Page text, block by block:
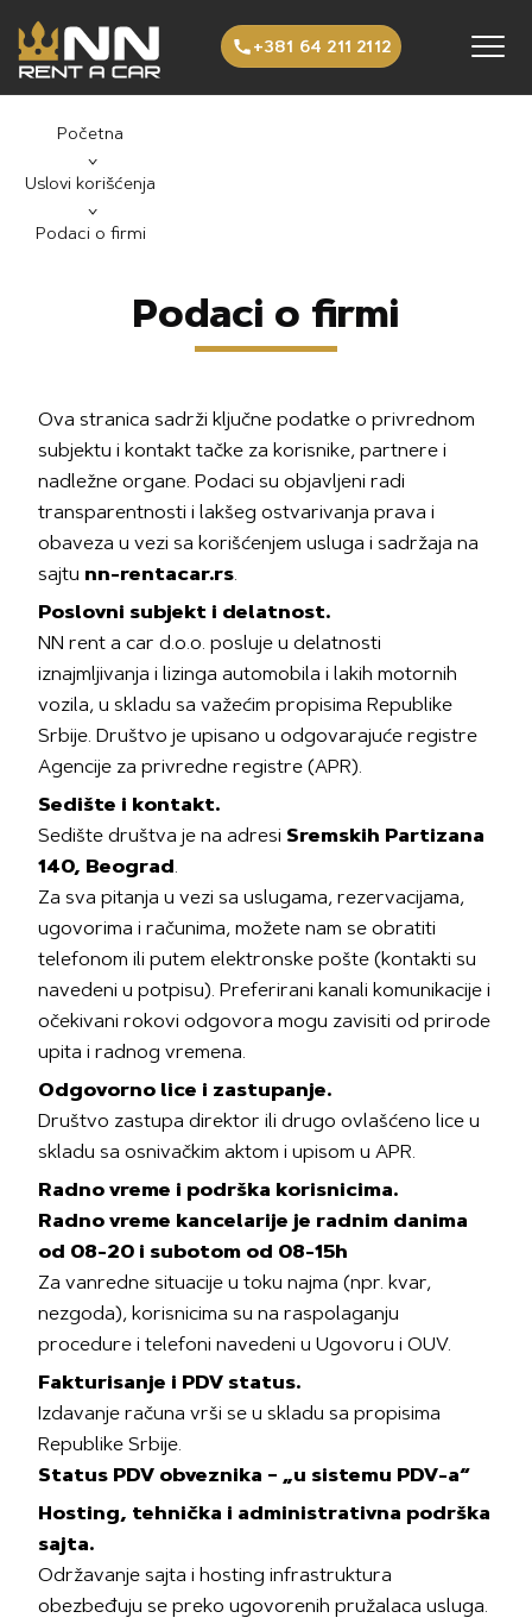
+381 64 211 2112
Početna
›
Uslovi korišćenja
›
Podaci o firmi
Podaci o firmi
Ova stranica sadrži ključne podatke o privrednom
subjektu i kontakt tačke za korisnike, partnere i
nadležne organe. Podaci su objavljeni radi
transparentnosti i lakšeg ostvarivanja prava i
obaveza u vezi sa korišćenjem usluga i sadržaja na
sajtu nn-rentacar.rs.
Poslovni subjekt i delatnost.
NN rent a car d.o.o. posluje u delatnosti
iznajmljivanja i lizinga automobila i lakih motornih
vozila, u skladu sa važećim propisima Republike
Srbije. Društvo je upisano u odgovarajuće registre
Agencije za privredne registre (APR).
Sedište i kontakt.
Sedište društva je na adresi Sremskih Partizana
140, Beograd .
Za sva pitanja u vezi sa uslugama, rezervacijama,
ugovorima i računima, možete nam se obratiti
telefonom ili putem elektronske pošte (kontakti su
navedeni u potpisu). Preferirani kanali komunikacije i
očekivani rokovi odgovora mogu zavisiti od prirode
upita i radnog vremena.
Odgovorno lice i zastupanje.
Društvo zastupa direktor ili drugo ovlašćeno lice u
skladu sa osnivačkim aktom i upisom u APR.
Radno vreme i podrška korisnicima.
Radno vreme kancelarije je radnim danima
od 08-20 i subotom od 08-15h
Za vanredne situacije u toku najma (npr. kvar,
nezgoda), korisnicima su na raspolaganju
procedure i telefoni navedeni u Ugovoru i OUV.
Fakturisanje i PDV status.
Izdavanje računa vrši se u skladu sa propisima
Republike Srbije.
Status PDV obveznika – „u sistemu PDV-a“
Hosting, tehnička i administrativna podrška
sajta.
Održavanje sajta i hosting infrastruktura
obezbeđuju se preko ugovorenih pružalaca usluga.